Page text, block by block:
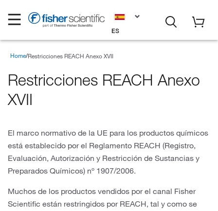
ES
Home Restricciones REACH Anexo XVII
Restricciones REACH Anexo
XVII
El marco normativo de la UE para los productos químicos
está establecido por el Reglamento REACH (Registro,
Evaluación, Autorización y Restricción de Sustancias y
Preparados Químicos) nº 1907/2006.
Muchos de los productos vendidos por el canal Fisher
Scientific están restringidos por REACH, tal y como se